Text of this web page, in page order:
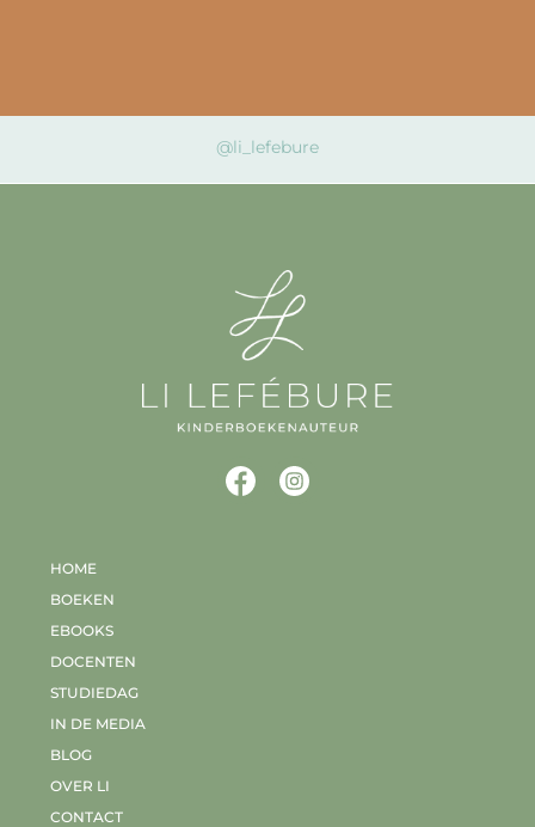
@li_lefebure
HOME
BOEKEN
EBOOKS
DOCENTEN
STUDIEDAG
IN DE MEDIA
BLOG
OVER LI
CONTACT